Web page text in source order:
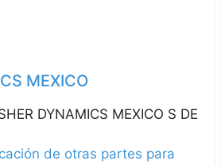
MEXICO
DYNAMICS MEXICO S DE
de otras partes para